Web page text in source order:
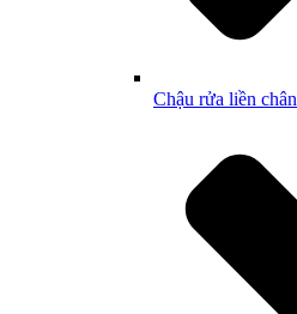
Chậu rửa liền chân